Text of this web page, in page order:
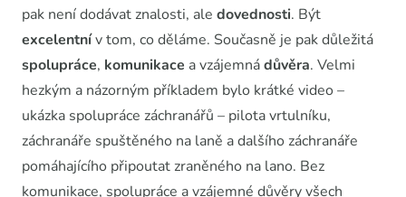
pak není dodávat znalosti, ale dovednosti. Být
excelentnív tom, co děláme. Současně je pak důležitá
spolupráce, komunikace a vzájemnádůvěra. Velmi
hezkým a názorným příkladem bylo krátké video –
ukázka spolupráce záchranářů – pilota vrtulníku,
záchranáře spuštěného na laně a dalšího záchranáře
pomáhajícího připoutat zraněného na lano. Bez
komunikace, spolupráce a vzájemné důvěry všech